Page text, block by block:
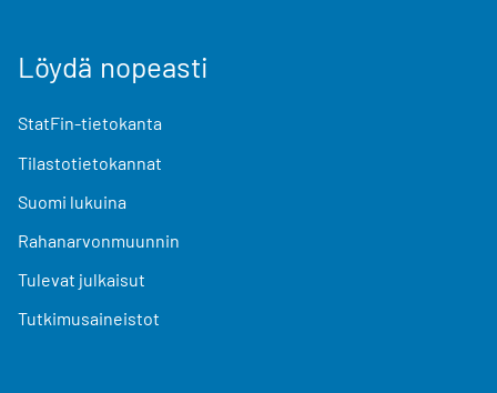
Löydä nopeasti
StatFin-tietokanta
Tilastotietokannat
Suomi lukuina
Rahanarvonmuunnin
Tulevat julkaisut
Tutkimusaineistot